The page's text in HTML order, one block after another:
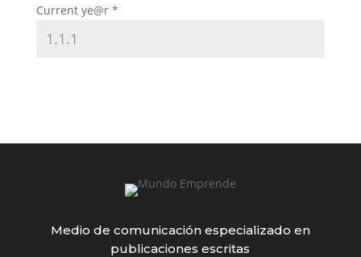
Current ye@r *
Medio de comunicación especializado en
publicaciones escritas